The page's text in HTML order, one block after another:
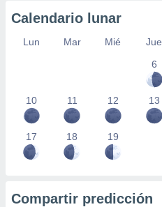
Calendario lunar
Lun Mar Mié Jue
6
10 11 12 13
17 18 19
Compartir predicción